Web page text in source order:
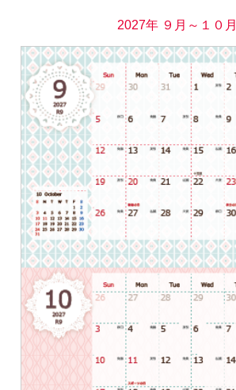
2027年 ９月～１０月